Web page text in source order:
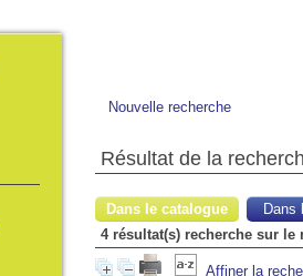
Nouvelle recherche
Résultat de la
Dans le catalogue Dans
Affiner la